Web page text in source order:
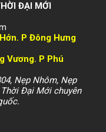
ĐẠI MỚI
P Đông Hưng
Vương. P Phú
Nẹp Nhôm, Nẹp
Đại Mới chuyên